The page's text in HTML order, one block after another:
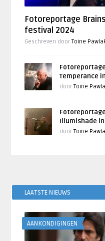
Fotoreportage
festival 2024
Geschreven doorToine
Temperance
doorToine
Illumishade in
doorToine
LAATSTE NIEUWS
AANKONDIGINGEN